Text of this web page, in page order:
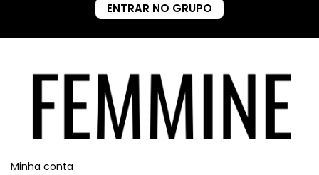
ENTRAR NO GRUPO
Minha conta